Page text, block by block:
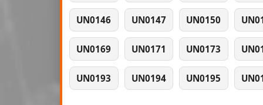
UN0146 UN0147 UN0150
UN0169 UN0171 UN0173
UN0193 UN0194 UN0195